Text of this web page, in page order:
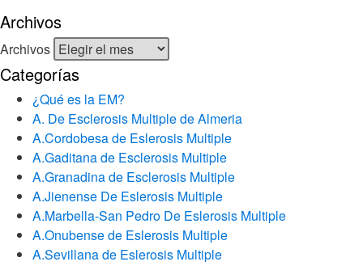
Archivos
Archivos
Categorías
¿Qué es la EM?
A. De Esclerosis Multiple de Almeria
A.Cordobesa de Eslerosis Multiple
A.Gaditana de Esclerosis Multiple
A.Granadina de Esclerosis Multiple
A.Jienense De Eslerosis Multiple
A.Marbella-San Pedro De Eslerosis Multiple
A.Onubense de Eslerosis Multiple
A.Sevillana de Eslerosis Multiple